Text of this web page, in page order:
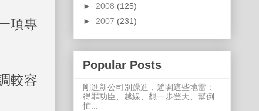
項專
較容
► 2008 (125)
► 2007 (231)
Popular Posts
剛進新公司別躁進，避開這些地雷：
得罪功臣、越線、想一步登天、幫倒
忙...